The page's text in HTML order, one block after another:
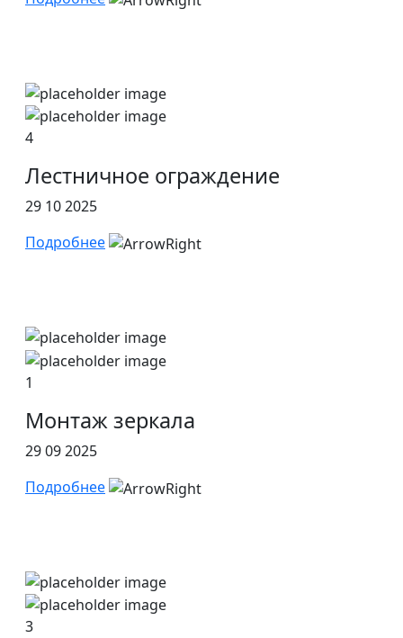
4
Лестничное ограждение
29 10 2025
Подробнее
1
Монтаж зеркала
29 09 2025
Подробнее
3